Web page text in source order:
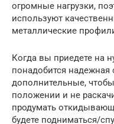
огромные нагрузки,
используют
металлические
Когда вы приедете на
понадобится надежная
дополнительные,
положении и не
продумать
будете подниматься/